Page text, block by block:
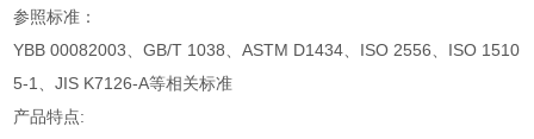
参照标准：
YBB 00082003、GB/T 1038、ASTM D1434、ISO 2556、ISO 1510
5-1、JIS K7126-A等相关标准
产品特点: